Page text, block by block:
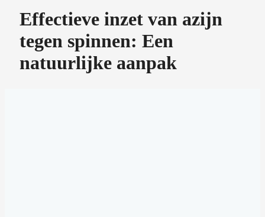
Effectieve inzet van azijn
tegen spinnen: Een
natuurlijke aanpak